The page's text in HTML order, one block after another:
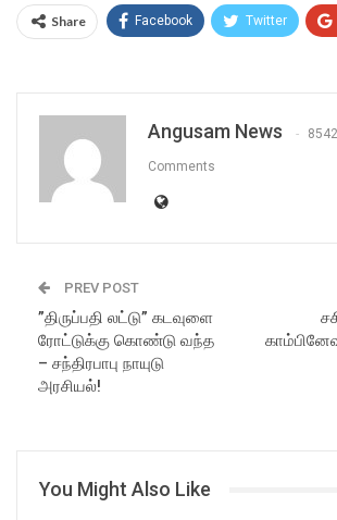
Share Facebook Twitter
Angusam News
Comments
PREV POST
”திருப்பதி லட்டு” கடவுளை
ரோட்டுக்கு கொண்டு வந்த
– சந்திரபாபு நாயுடு
அரசியல்!
You Might Also Like